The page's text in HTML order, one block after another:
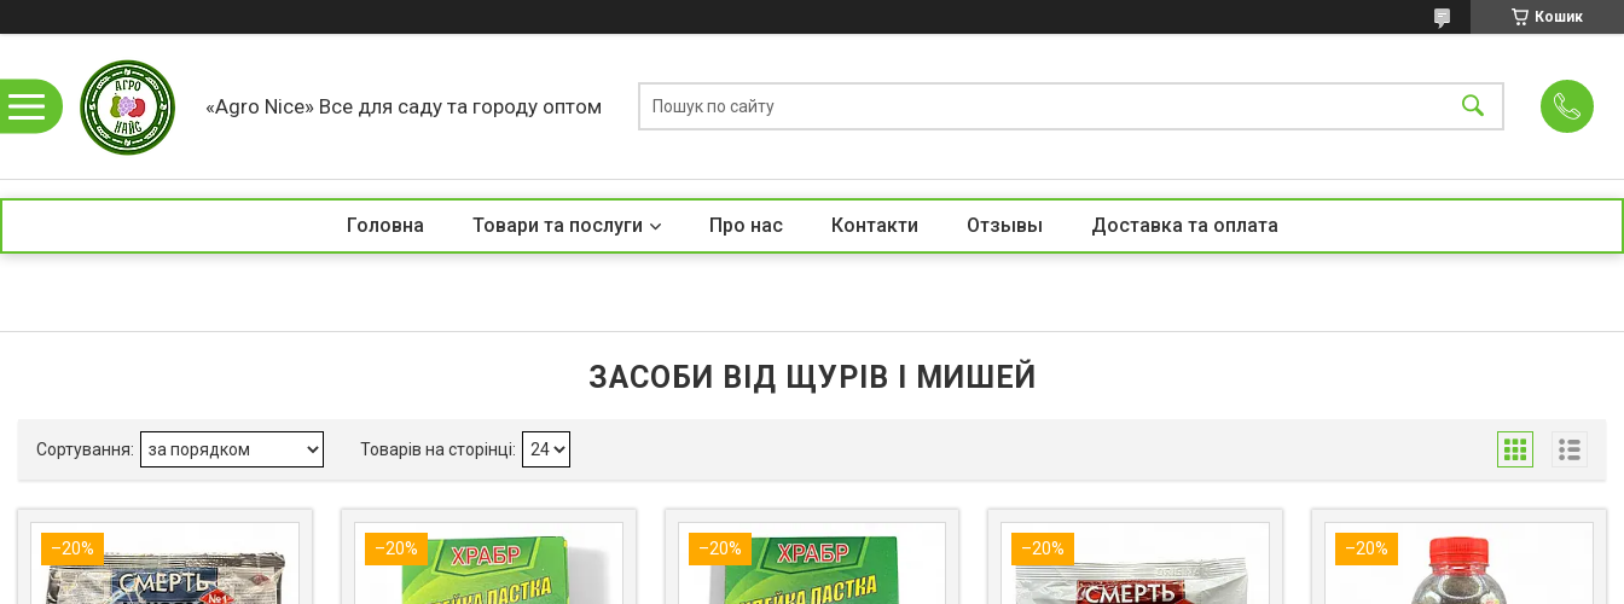
Кошик
«Agro Nice» Все для саду та городу оптом
Головна Товари та послуги Про нас Контакти Отзывы Доставка та оплата
ЗАСОБИ ВІД ЩУРІВ І МИШЕЙ
–20% –20% –20% –20% –20%